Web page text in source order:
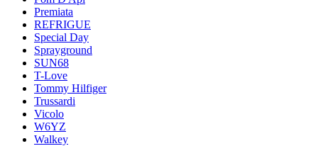
Premiata
REFRIGUE
Special Day
Sprayground
SUN68
T-Love
Tommy Hilfiger
Trussardi
Vicolo
W6YZ
Walkey